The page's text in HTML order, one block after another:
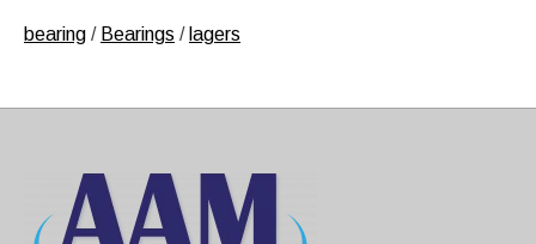
bearing / Bearings / lagers